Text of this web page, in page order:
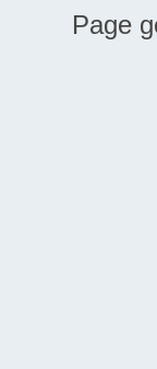
Page